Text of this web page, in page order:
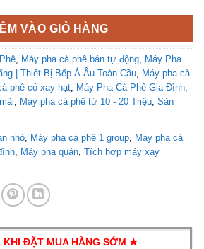
VÀO GIỎ HÀNG
, Máy pha cà phê bán tự động, Máy Pha
| Thiết Bị Bếp Á Âu Toàn Cầu, Máy pha cà
phê có xay hạt, Máy Pha Cà Phê Gia Đình,
, Máy pha cà phê từ 10 - 20 Triệu, Sản
nhỏ, Máy pha cà phê 1 group, Máy pha cà
, Máy pha quán, Tích hợp máy xay
ĐẶT MUA HÀNG SỚM ✭